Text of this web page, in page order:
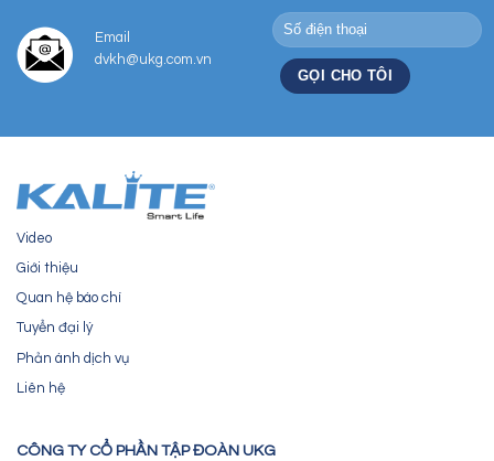
Email
dvkh@ukg.com.vn
Video
Giới thiệu
Quan hệ báo chí
Tuyển đại lý
Phản ánh dịch vụ
Liên hệ
CÔNG TY CỔ PHẦN TẬP ĐOÀN UKG